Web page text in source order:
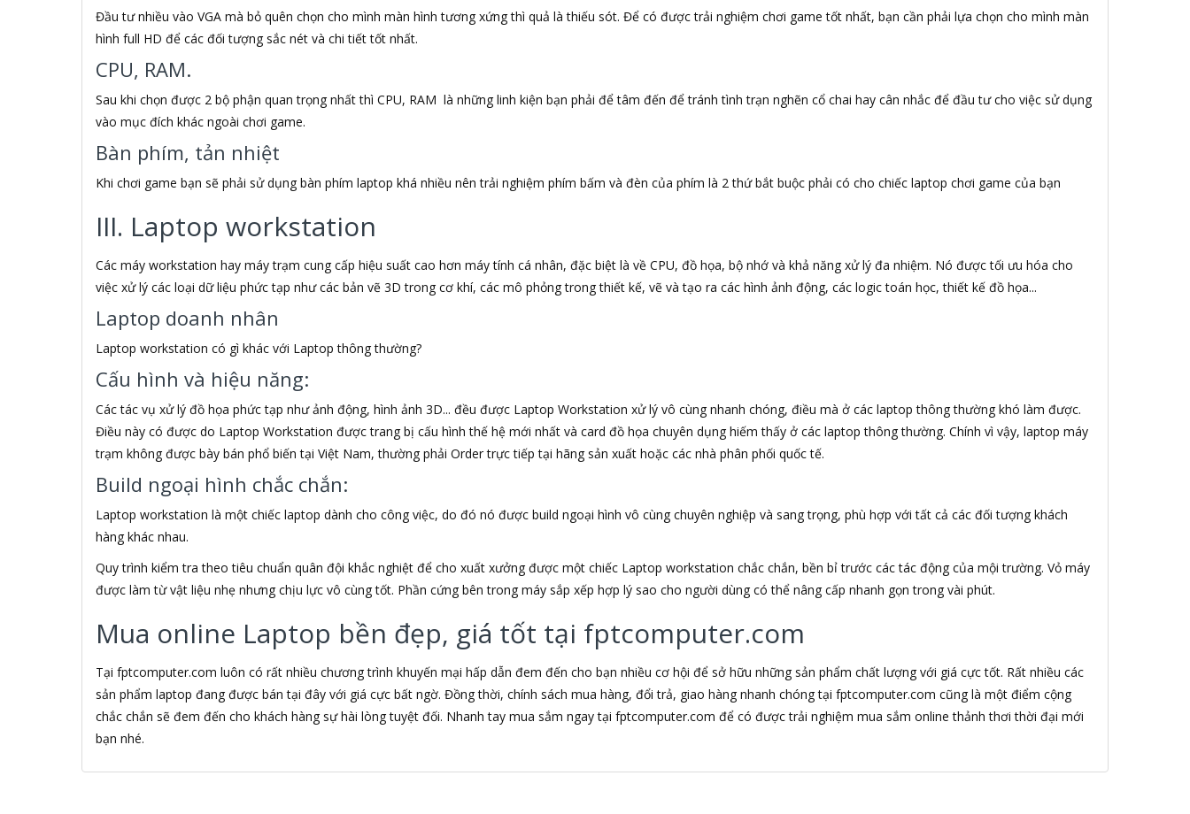
Alcatel
Alcatel One Touch
Alcatroz
Alctron
Alexander Weise
ALGOZ
ALIENWARE
ALOBUY
Alphun
ALTEC LANSING
Âm nhạc
Amart
AMD
AMD Radeon R7
American Tourister
Amkov
Amoi
AMP
AMP NetConnect
AMPE
Amtako
Analog
ANCOM GL
Andy
ANGG
Anitech
Anker
Anne Klein
Anpha
ANSMANN
ANTEC
Antech
Antenna
any4you
Đầu tư nhiều vào VGA mà bỏ quên chọn cho mình màn hình tương xứng thì quả là thiếu sót. Để có được trải nghiệm chơi game tốt nhất, bạn cần phải lựa chọn cho mình màn
hình full HD để các đối tượng sắc nét và chi tiết tốt nhất.
CPU, RAM.
Sau khi chọn được 2 bộ phận quan trọng nhất thì CPU, RAM là những linh kiện bạn phải để tâm đến để tránh tình trạn nghẽn cổ chai hay cân nhắc để đầu tư cho việc sử dụng
vào mục đích khác ngoài chơi game.
Bàn phím, tản nhiệt
Khi chơi game bạn sẽ phải sử dụng bàn phím laptop khá nhiều nên trải nghiệm phím bấm và đèn của phím là 2 thứ bắt buộc phải có cho chiếc laptop chơi game của bạn
III. Laptop workstation
Các máy workstation hay máy trạm cung cấp hiệu suất cao hơn máy tính cá nhân, đặc biệt là về CPU, đồ họa, bộ nhớ và khả năng xử lý đa nhiệm. Nó được tối ưu hóa cho
việc xử lý các loại dữ liệu phức tạp như các bản vẽ 3D trong cơ khí, các mô phỏng trong thiết kế, vẽ và tạo ra các hình ảnh động, các logic toán học, thiết kế đồ họa...
Laptop doanh nhân
Laptop workstation có gì khác với Laptop thông thường?
Cấu hình và hiệu năng:
Các tác vụ xử lý đồ họa phức tạp như ảnh động, hình ảnh 3D... đều được Laptop Workstation xử lý vô cùng nhanh chóng, điều mà ở các laptop thông thường khó làm được.
Điều này có được do Laptop Workstation được trang bị cấu hình thế hệ mới nhất và card đồ họa chuyên dụng hiếm thấy ở các laptop thông thường. Chính vì vậy, laptop máy
trạm không được bày bán phổ biến tại Việt Nam, thường phải Order trực tiếp tại hãng sản xuất hoặc các nhà phân phối quốc tế.
Build ngoại hình chắc chắn:
Laptop workstation là một chiếc laptop dành cho công việc, do đó nó được build ngoại hình vô cùng chuyên nghiệp và sang trọng, phù hợp với tất cả các đối tượng khách
hàng khác nhau.
Quy trình kiểm tra theo tiêu chuẩn quân đội khắc nghiệt để cho xuất xưởng được một chiếc Laptop workstation chắc chắn, bền bỉ trước các tác động của mội trường. Vỏ máy
được làm từ vật liệu nhẹ nhưng chịu lực vô cùng tốt. Phần cứng bên trong máy sắp xếp hợp lý sao cho người dùng có thể nâng cấp nhanh gọn trong vài phút.
Mua online Laptop bền đẹp, giá tốt tại fptcomputer.com
Tại fptcomputer.com luôn có rất nhiều chương trình khuyến mại hấp dẫn đem đến cho bạn nhiều cơ hội để sở hữu những sản phẩm chất lượng với giá cực tốt. Rất nhiều các
sản phẩm laptop đang được bán tại đây với giá cực bất ngờ. Đồng thời, chính sách mua hàng, đổi trả, giao hàng nhanh chóng tại fptcomputer.com cũng là một điểm cộng
chắc chắn sẽ đem đến cho khách hàng sự hài lòng tuyệt đối. Nhanh tay mua sắm ngay tại fptcomputer.com để có được trải nghiệm mua sắm online thảnh thơi thời đại mới
bạn nhé.